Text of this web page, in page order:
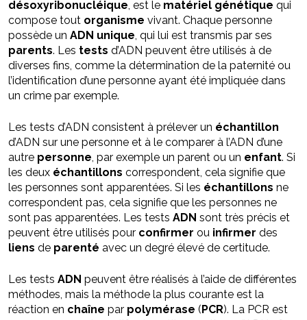
désoxyribonucléique , est le matériel génétique qui
compose tout organisme vivant. Chaque personne
possède un ADN unique , qui lui est transmis par ses
parents. Les tests d’ADN peuvent être utilisés à de
diverses fins, comme la détermination de la paternité ou
l’identification d’une personne ayant été impliquée dans
un crime par exemple.
Les tests d’ADN consistent à prélever un échantillon
d’ADN sur une personne et à le comparer à l’ADN d’une
autre personne , par exemple un parent ou un enfant. Si
les deux échantillons correspondent, cela signifie que
les personnes sont apparentées. Si les échantillons ne
correspondent pas, cela signifie que les personnes ne
sont pas apparentées. Les tests ADN sont très précis et
peuvent être utilisés pour confirmer ou infirmer des
liens de parenté avec un degré élevé de certitude.
Les tests ADN peuvent être réalisés à l’aide de différentes
méthodes, mais la méthode la plus courante est la
réaction en chaîne par polymérase (PCR). La PCR est